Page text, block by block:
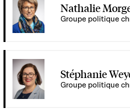
Nathalie
Groupe politique
Stéphanie
Groupe politique